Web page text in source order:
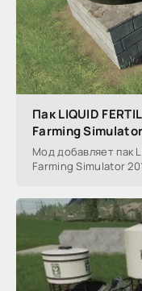
Пак LIQUID
Farming
Мод добавляет пак
Farming Simulator